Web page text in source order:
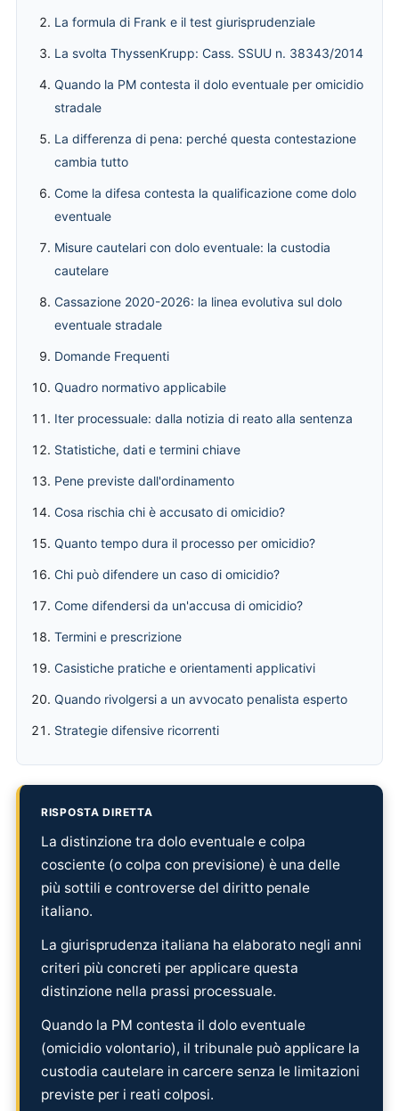
La formula di Frank e il test giurisprudenziale
La svolta ThyssenKrupp: Cass. SSUU n. 38343/2014
Quando la PM contesta il dolo eventuale per omicidio
stradale
La differenza di pena: perché questa contestazione
cambia tutto
Come la difesa contesta la qualificazione come dolo
eventuale
Misure cautelari con dolo eventuale: la custodia
cautelare
Cassazione 2020-2026: la linea evolutiva sul dolo
eventuale stradale
Domande Frequenti
Quadro normativo applicabile
Iter processuale: dalla notizia di reato alla sentenza
Statistiche, dati e termini chiave
Pene previste dall'ordinamento
Cosa rischia chi è accusato di omicidio?
Quanto tempo dura il processo per omicidio?
Chi può difendere un caso di omicidio?
Come difendersi da un'accusa di omicidio?
Termini e prescrizione
Casistiche pratiche e orientamenti applicativi
Quando rivolgersi a un avvocato penalista esperto
Strategie difensive ricorrenti
RISPOSTA DIRETTA
La distinzione tra dolo eventuale e colpa
cosciente (o colpa con previsione) è una delle
più sottili e controverse del diritto penale
italiano.
La giurisprudenza italiana ha elaborato negli anni
criteri più concreti per applicare questa
distinzione nella prassi processuale.
Quando la PM contesta il dolo eventuale
(omicidio volontario), il tribunale può applicare la
custodia cautelare in carcere senza le limitazioni
previste per i reati colposi.